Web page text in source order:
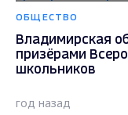
ОБЩЕСТВО
Владимирская
призёрами
школьников
год назад